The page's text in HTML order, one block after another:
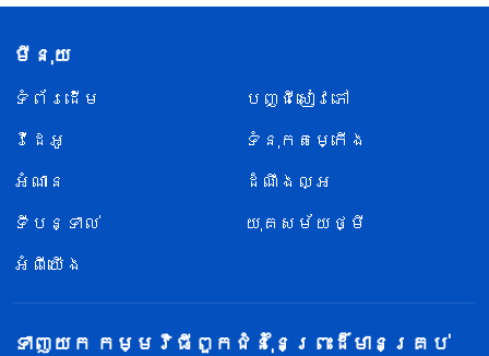
មីនុយ
ទំព័រ​ដើម
បញ្ជីសៀវភៅ
វីដេអូ
ទំនុកតម្កើង
អំណាន
ដំណឹងល្អ
ទីបន្ទាល់
យុគសម័យថ្មី
អំពីយើង
ទាញយក កម្មវិធីពួកជំនុំនៃព្រះដ៏មានគ្រប់